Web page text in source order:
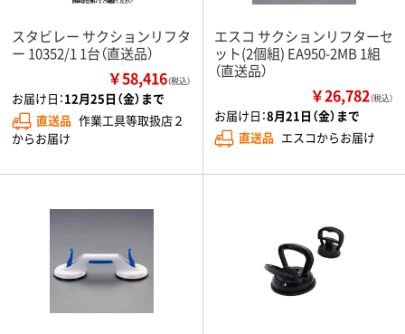
スタビレー サクションリフタ
ー 10352/1 1台（直送品）
￥58,416（税込）
お届け日：12月25日（金）まで
直送品 作業工具等取扱店２
からお届け
エスコ サクションリフターセ
ット(2個組) EA950-2MB 1組
（直送品）
￥26,782（税込）
お届け日：8月21日（金）まで
直送品 エスコからお届け